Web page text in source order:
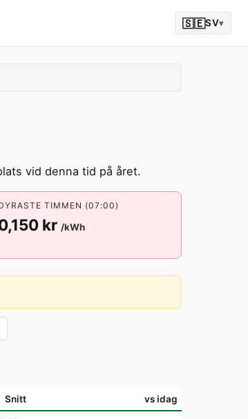
🇸🇪SV▾
vid denna tid på året.
TIMMEN (07:00)
kr /kWh
Snitt vs idag